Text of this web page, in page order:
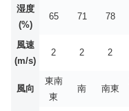
湿度
(%)
65 71 78
風速
(m/s)
2 2 2
風向
東南
東
南 南東